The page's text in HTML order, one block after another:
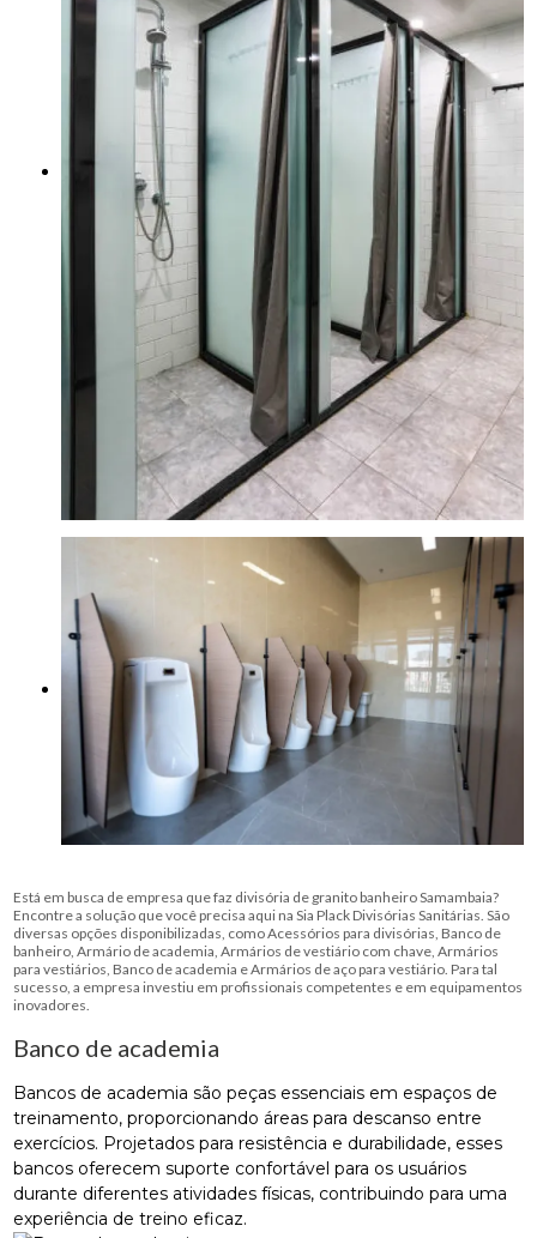
Está em busca de empresa que faz divisória de granito banheiro Samambaia?
Encontre a solução que você precisa aqui na Sia Plack Divisórias Sanitárias. São
diversas opções disponibilizadas, como Acessórios para divisórias, Banco de
banheiro, Armário de academia, Armários de vestiário com chave, Armários
para vestiários, Banco de academia e Armários de aço para vestiário. Para tal
sucesso, a empresa investiu em profissionais competentes e em equipamentos
inovadores.
Banco de academia
Bancos de academia são peças essenciais em espaços de
treinamento, proporcionando áreas para descanso entre
exercícios. Projetados para resistência e durabilidade, esses
bancos oferecem suporte confortável para os usuários
durante diferentes atividades físicas, contribuindo para uma
experiência de treino eficaz.